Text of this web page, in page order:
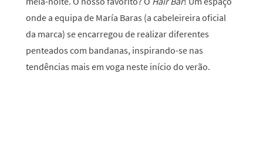
onde a equipa de María Baras (a cabeleireira oficial
da marca) se encarregou de realizar diferentes
penteados com bandanas, inspirando-se nas
tendências mais em voga neste início do verão.